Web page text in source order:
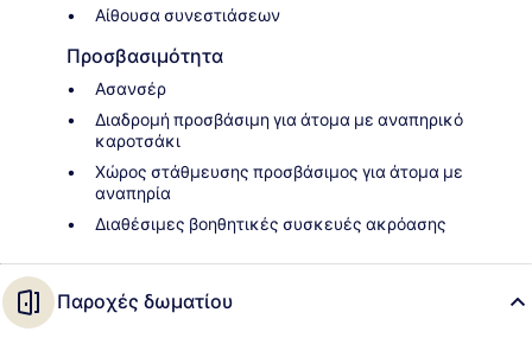
Αίθουσα συνεστιάσεων
Προσβασιμότητα
Ασανσέρ
Διαδρομή προσβάσιμη για άτομα με αναπηρικό
καροτσάκι
Χώρος στάθμευσης προσβάσιμος για άτομα με
αναπηρία
Διαθέσιμες βοηθητικές συσκευές ακρόασης
Παροχές δωματίου